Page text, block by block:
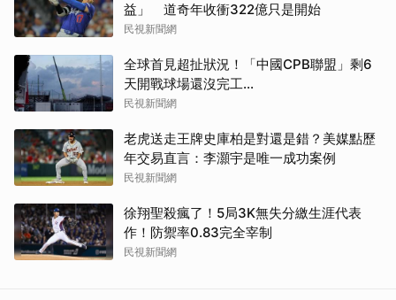
益」 道奇年收衝322億只是開始
民視新聞網
全球首見超扯狀況！「中國CPB聯盟」剩6
天開戰球場還沒完工...
民視新聞網
老虎送走王牌史庫柏是對還是錯？美媒點歷
年交易直言：李灝宇是唯一成功案例
民視新聞網
徐翔聖殺瘋了！5局3K無失分繳生涯代表
作！防禦率0.83完全宰制
民視新聞網